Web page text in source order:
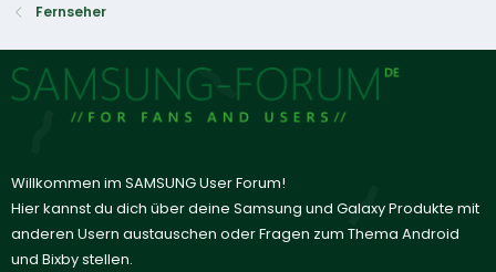
Fernseher
Willkommen im SAMSUNG User Forum!
Hier kannst du dich über deine Samsung und Galaxy Produkte mit
anderen Usern austauschen oder Fragen zum Thema Android
und Bixby stellen.